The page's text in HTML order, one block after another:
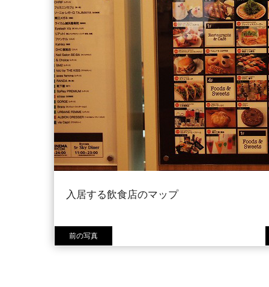
入居する飲食店のマップ
前の写真